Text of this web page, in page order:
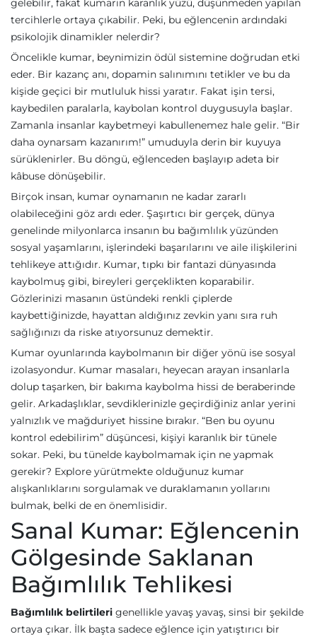
gelebilir, fakat kumarın karanlık yüzü, düşünmeden yapılan
tercihlerle ortaya çıkabilir. Peki, bu eğlencenin ardındaki
psikolojik dinamikler nelerdir?
Öncelikle kumar, beynimizin ödül sistemine doğrudan etki
eder. Bir kazanç anı, dopamin salınımını tetikler ve bu da
kişide geçici bir mutluluk hissi yaratır. Fakat işin tersi,
kaybedilen paralarla, kaybolan kontrol duygusuyla başlar.
Zamanla insanlar kaybetmeyi kabullenemez hale gelir. “Bir
daha oynarsam kazanırım!” umuduyla derin bir kuyuya
sürüklenirler. Bu döngü, eğlenceden başlayıp adeta bir
kâbuse dönüşebilir.
Birçok insan, kumar oynamanın ne kadar zararlı
olabileceğini göz ardı eder. Şaşırtıcı bir gerçek, dünya
genelinde milyonlarca insanın bu bağımlılık yüzünden
sosyal yaşamlarını, işlerindeki başarılarını ve aile ilişkilerini
tehlikeye attığıdır. Kumar, tıpkı bir fantazi dünyasında
kaybolmuş gibi, bireyleri gerçeklikten koparabilir.
Gözlerinizi masanın üstündeki renkli çiplerde
kaybettiğinizde, hayattan aldığınız zevkin yanı sıra ruh
sağlığınızı da riske atıyorsunuz demektir.
Kumar oyunlarında kaybolmanın bir diğer yönü ise sosyal
izolasyondur. Kumar masaları, heyecan arayan insanlarla
dolup taşarken, bir bakıma kaybolma hissi de beraberinde
gelir. Arkadaşlıklar, sevdiklerinizle geçirdiğiniz anlar yerini
yalnızlık ve mağduriyet hissine bırakır. “Ben bu oyunu
kontrol edebilirim” düşüncesi, kişiyi karanlık bir tünele
sokar. Peki, bu tünelde kaybolmamak için ne yapmak
gerekir? Explore yürütmekte olduğunuz kumar
alışkanlıklarını sorgulamak ve duraklamanın yollarını
bulmak, belki de en önemlisidir.
Sanal Kumar: Eğlencenin
Gölgesinde Saklanan
Bağımlılık Tehlikesi
Bağımlılık belirtileri genellikle yavaş yavaş, sinsi bir şekilde
ortaya çıkar. İlk başta sadece eğlence için yatıştırıcı bir